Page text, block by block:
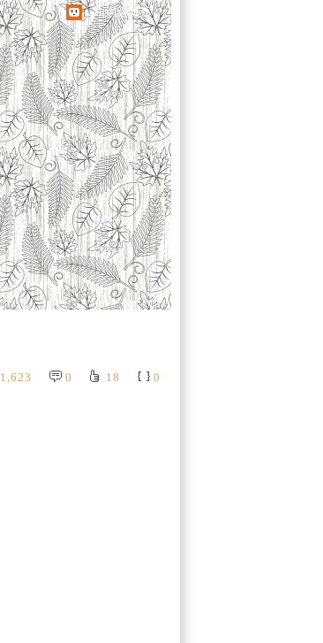
udn網路城邦
1,623 0 18 0